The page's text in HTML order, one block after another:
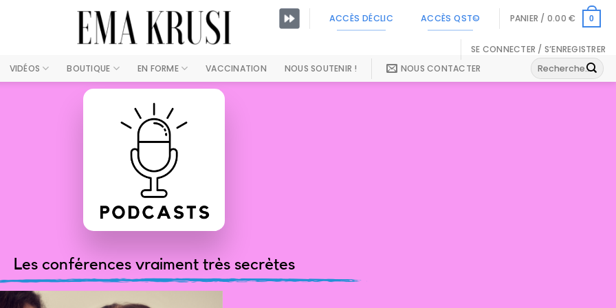
ACCÈS DÉCLIC ACCÈS QST© PANIER / 0.00 € 0
SE CONNECTER / S’ENREGISTRER
VIDÉOS BOUTIQUE EN FORME VACCINATION NOUS SOUTENIR ! NOUS CONTACTER
Recherche
pour :
Les conférences vraiment très secrètes